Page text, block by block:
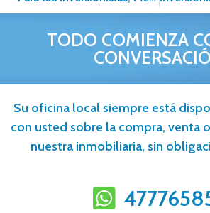
TODO COMIENZA
Su oficina local siempre está
con usted sobre la compra, venta
nuestra inmobiliaria, sin